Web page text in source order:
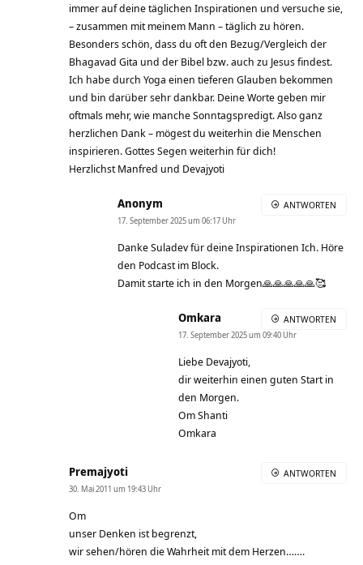
immer auf deine täglichen Inspirationen und versuche sie,
– zusammen mit meinem Mann – täglich zu hören.
Besonders schön, dass du oft den Bezug/Vergleich der
Bhagavad Gita und der Bibel bzw. auch zu Jesus findest.
Ich habe durch Yoga einen tieferen Glauben bekommen
und bin darüber sehr dankbar. Deine Worte geben mir
oftmals mehr, wie manche Sonntagspredigt. Also ganz
herzlichen Dank – mögest du weiterhin die Menschen
inspirieren. Gottes Segen weiterhin für dich!
Herzlichst Manfred und Devajyoti
Anonym
17. September 2025 um 06:17 Uhr
Danke Suladev für deine Inspirationen Ich. Höre
den Podcast im Block.
Damit starte ich in den Morgen🙏🙏🙏🙏🙏🥰
ANTWORTEN
Omkara
17. September 2025 um 09:40 Uhr
Liebe Devajyoti,
dir weiterhin einen guten Start in
den Morgen.
Om Shanti
Omkara
ANTWORTEN
Premajyoti
30. Mai 2011 um 19:43 Uhr
Om
unser Denken ist begrenzt,
wir sehen/hören die Wahrheit mit dem Herzen…….
ANTWORTEN